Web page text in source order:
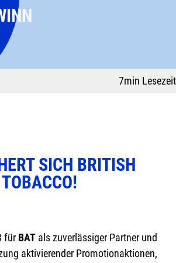
7min Lesezeit
SICH BRITISH
für BAT als zuverlässiger Partner und
aktivierender Promotionaktionen,